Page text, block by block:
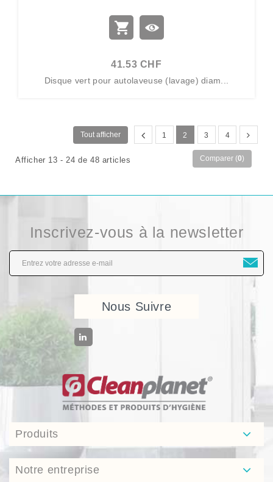
41.53 CHF
Disque vert pour autolaveuse (lavage) diam...
Tout afficher 1 2 3 4
Afficher 13 - 24 de 48 articles Comparer (0)
Inscrivez-vous à la newsletter
Nous Suivre
Produits
Notre entreprise